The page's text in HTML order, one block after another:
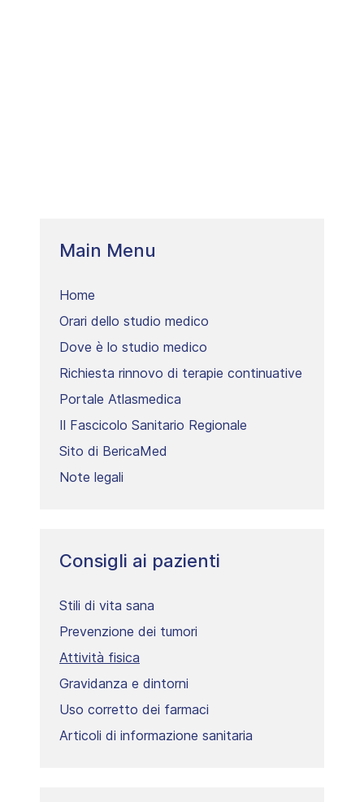
Main Menu
Home
Orari dello studio medico
Dove è lo studio medico
Richiesta rinnovo di terapie continuative
Portale Atlasmedica
Il Fascicolo Sanitario Regionale
Sito di BericaMed
Note legali
Consigli ai pazienti
Stili di vita sana
Prevenzione dei tumori
Attività fisica
Gravidanza e dintorni
Uso corretto dei farmaci
Articoli di informazione sanitaria